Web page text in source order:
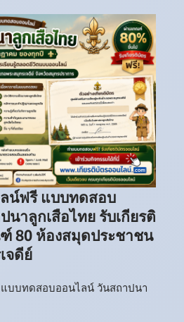
น์ฟรี แบบทดสอบ
าลูกเสือไทย รับเกียรติ
80 ห้องสมุดประชาชน
จดีย์
บบทดสอบออนไลน์ วันสถาปนา